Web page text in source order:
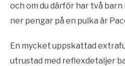
och om du därför har två barn
ner pengar på en pulka är
En mycket uppskattad
utrustad med reflexdetaljer